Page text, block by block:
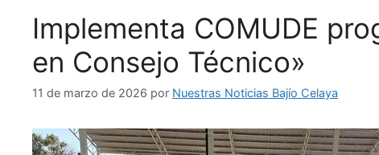
Implementa COMUDE
en Consejo Técnico»
11 de marzo de 2026 por Nuestras Noticias Bajío Celaya